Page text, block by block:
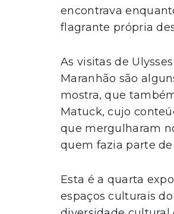
encontrava
flagrante própria
As visitas de
Maranhão são
mostra, que
Matuck, cujo
que mergulharam
quem fazia parte de
Esta é a quarta
espaços culturais do